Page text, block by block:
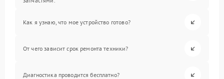
Как я узнаю, что мое устройство готово?
От чего зависит срок ремонта техники?
Диагностика проводится бесплатно?